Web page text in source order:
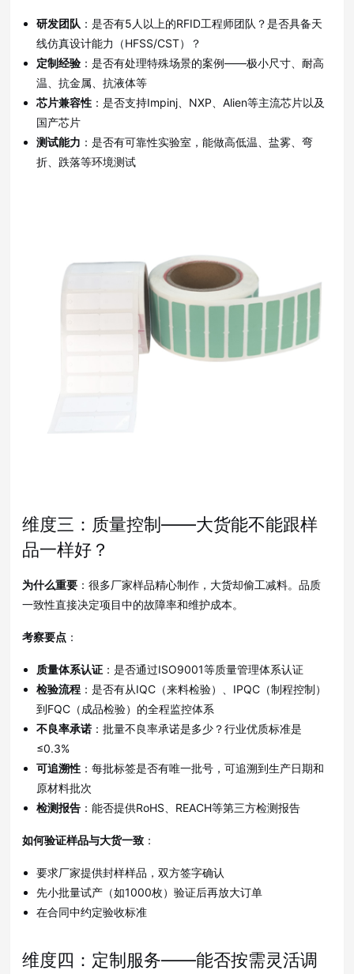
研发团队 ：是否有5人以上的RFID工程师团队？是否具备天
线仿真设计能力（HFSS/CST）？
定制经验 ：是否有处理特殊场景的案例——极小尺寸、耐高
温、抗金属、抗液体等
芯片兼容性 ：是否支持Impinj、NXP、Alien等主流芯片以及
国产芯片
测试能力 ：是否有可靠性实验室，能做高低温、盐雾、弯
折、跌落等环境测试
维度三：质量控制——大货能不能跟样
品一样好？
为什么重要 ：很多厂家样品精心制作，大货却偷工减料。品质
一致性直接决定项目中的故障率和维护成本。
考察要点 ：
质量体系认证 ：是否通过ISO9001等质量管理体系认证
检验流程 ：是否有从IQC（来料检验）、IPQC（制程控制）
到FQC（成品检验）的全程监控体系
不良率承诺 ：批量不良率承诺是多少？行业优质标准是
≤0.3%
可追溯性 ：每批标签是否有唯一批号，可追溯到生产日期和
原材料批次
检测报告 ：能否提供RoHS、REACH等第三方检测报告
如何验证样品与大货一致 ：
要求厂家提供封样样品，双方签字确认
先小批量试产（如1000枚）验证后再放大订单
在合同中约定验收标准
维度四：定制服务——能否按需灵活调